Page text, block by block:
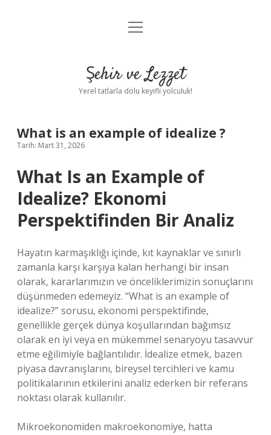
Anasayfa
Yasal Uyarı
menüyü
Şehir ve Lezzet
Yerel tatlarla dolu keyifli yolculuk!
What is an example of idealize ?
Tarih: Mart 31, 2026
What Is an Example of
Idealize? Ekonomi
Perspektifinden Bir Analiz
Hayatın karmaşıklığı içinde, kıt kaynaklar ve sınırlı
zamanla karşı karşıya kalan herhangi bir insan
olarak, kararlarımızın ve önceliklerimizin sonuçlarını
düşünmeden edemeyiz. “What is an example of
idealize?” sorusu, ekonomi perspektifinde,
genellikle gerçek dünya koşullarından bağımsız
olarak en iyi veya en mükemmel senaryoyu tasavvur
etme eğilimiyle bağlantılıdır. İdealize etmek, bazen
piyasa davranışlarını, bireysel tercihleri ve kamu
politikalarının etkilerini analiz ederken bir referans
noktası olarak kullanılır.
Mikroekonomiden makroekonomiye, hatta